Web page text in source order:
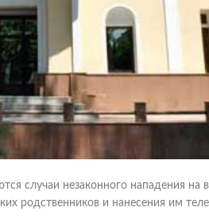
случаи незаконного нападения
родственников и нанесения им